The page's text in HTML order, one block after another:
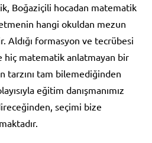
Boğaziçili hocadan matematik
hangi okuldan mezun
Aldığı formasyon ve tecrübesi
hiç matematik anlatmayan bir
tarzını tam bilemediğinden
eğitim danışmanımız
seçimi bize